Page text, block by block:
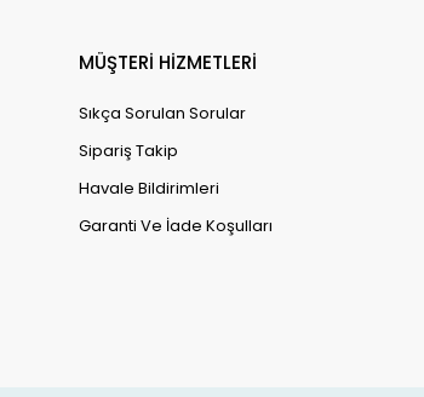
MÜŞTERİ HİZMETLERİ
Sıkça Sorulan Sorular
Sipariş Takip
Havale Bildirimleri
Garanti Ve İade Koşulları